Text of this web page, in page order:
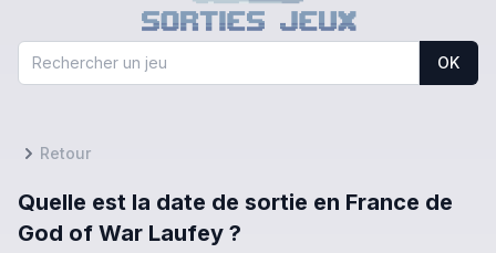
OK
Retour
Quelle est la date de sortie en France de
God of War Laufey ?